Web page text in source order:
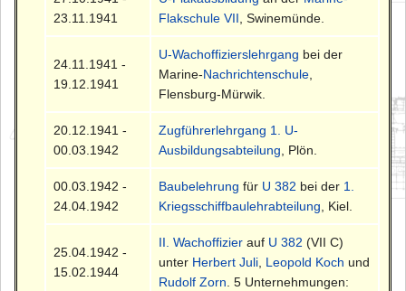
23.11.1941
Flakschule VII , Swinemünde.
24.11.1941 -
19.12.1941
U-Wachoffizierslehrgang bei der
Marine-Nachrichtenschule
Flensburg-Mürwik.
20.12.1941 -
00.03.1942
Zugführerlehrgang 1. U-
Ausbildungsabteilung , Plön.
00.03.1942 -
24.04.1942
Baubelehrung für U 382 bei der 1.
Kriegsschiffbaulehrabteilung , Kiel.
25.04.1942 -
15.02.1944
II. Wachoffizier auf U 382 (VII C)
unter Herbert Juli Leopold Koch und
Rudolf Zorn . 5 Unternehmungen: